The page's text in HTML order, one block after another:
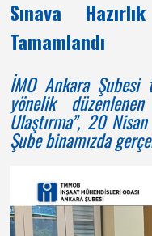
Sınava
Tamamlandı
İMO Ankara Şubesi
yönelik
Ulaştırma”, 20
Şube binamızda